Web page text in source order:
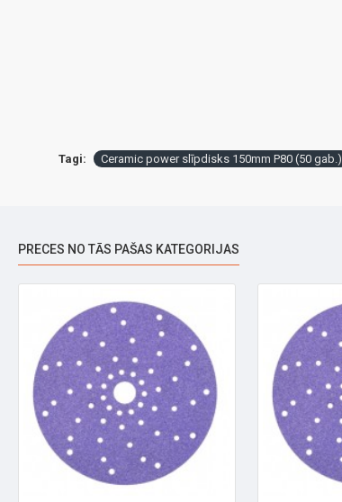
Tagi: Ceramic power slīpdisks 150mm P80 (50 gab.)
PRECES NO TĀS PAŠAS KATEGORIJAS